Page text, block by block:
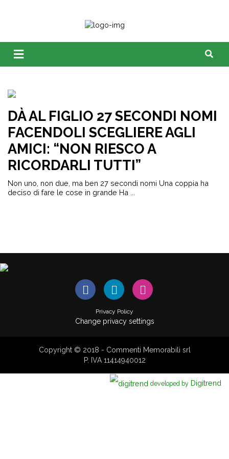
DÀ AL FIGLIO 27 SECONDI NOMI
FACENDOLI SCEGLIERE AGLI
AMICI: “NON RIESCO A
RICORDARLI TUTTI”
Non uno, non due, ma ben 27 secondi nomi Una coppia ha
deciso di fare le cose in grande Ha ...
Privacy Policy
Change privacy settings
Copyright © 2018 - Commenti Memorabili srl
P. IVA 11414940012
developed by Digitrend